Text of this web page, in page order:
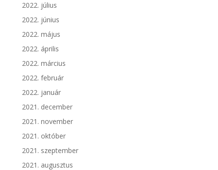
2022. július
2022. június
2022. május
2022. április
2022. március
2022. február
2022. január
2021. december
2021. november
2021. október
2021. szeptember
2021. augusztus